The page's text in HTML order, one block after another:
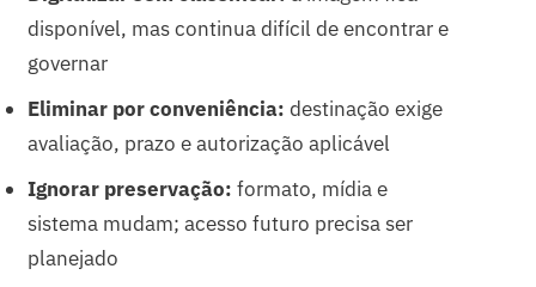
disponível, mas continua difícil de encontrar e
governar
Eliminar por conveniência: destinação exige
avaliação, prazo e autorização aplicável
Ignorar preservação: formato, mídia e
sistema mudam; acesso futuro precisa ser
planejado